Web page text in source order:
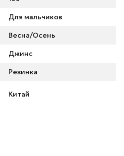
Для мальчиков
Весна/Осень
Джинс
Резинка
Китай